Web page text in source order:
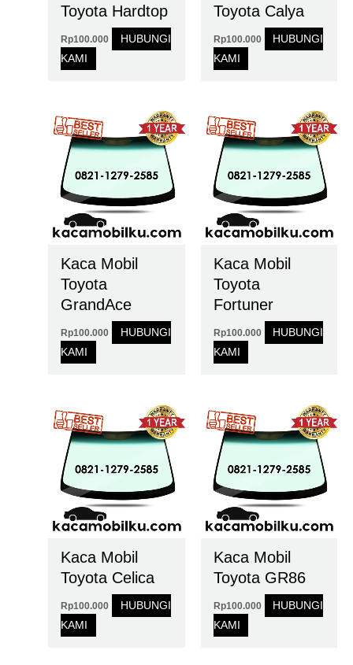
Toyota Hardtop
Rp100.000
HUBUNGI
KAMI
Toyota Calya
Rp100.000
HUBUNGI
KAMI
Kaca Mobil
Toyota
GrandAce
Rp100.000
HUBUNGI
KAMI
Kaca Mobil
Toyota
Fortuner
Rp100.000
HUBUNGI
KAMI
Kaca Mobil
Toyota Celica
Rp100.000
HUBUNGI
KAMI
Kaca Mobil
Toyota GR86
Rp100.000
HUBUNGI
KAMI